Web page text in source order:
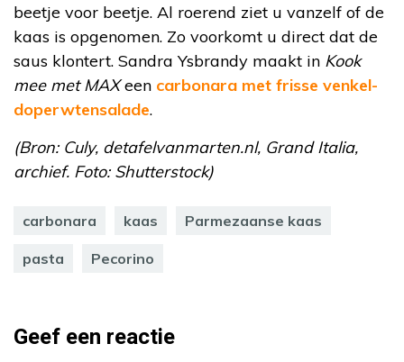
beetje voor beetje. Al roerend ziet u vanzelf of de
kaas is opgenomen. Zo voorkomt u direct dat de
saus klontert. Sandra Ysbrandy maakt in Kook
mee met MAXeen carbonara met frisse venkel-
doperwtensalade.
(Bron: Culy, detafelvanmarten.nl, Grand Italia,
archief. Foto: Shutterstock)
carbonara kaas Parmezaanse kaas
pasta Pecorino
Geef een reactie